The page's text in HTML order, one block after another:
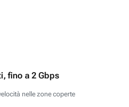
fino a 2 Gbps
nelle zone coperte